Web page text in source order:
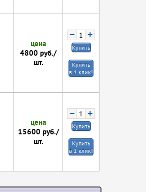
цена
4800 руб./
шт.
− +
Купить
Купить
в 1 клик!
цена
15600 руб./
шт.
− +
Купить
Купить
в 1 клик!